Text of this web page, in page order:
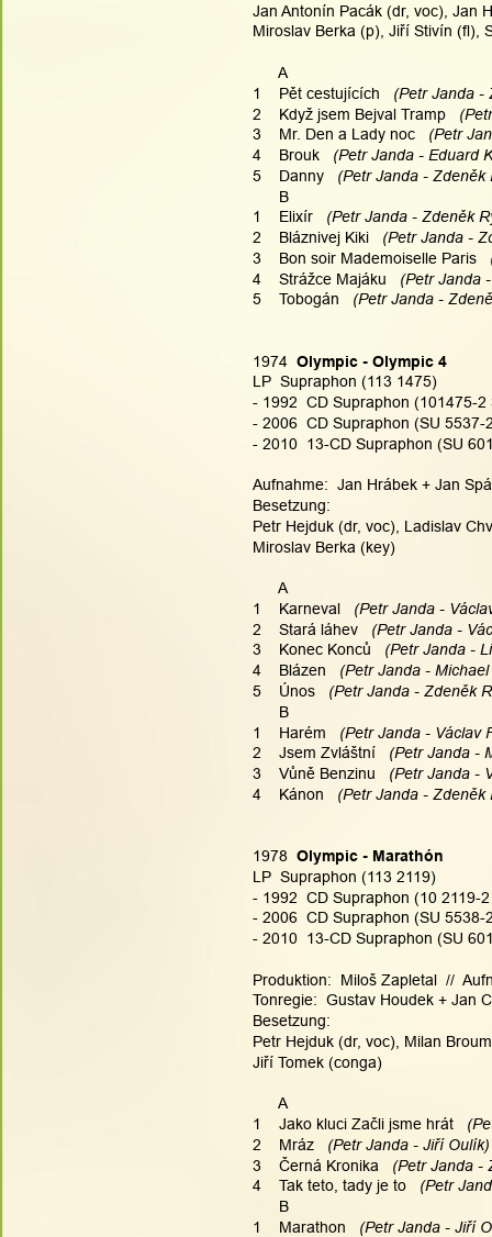
Jan Antonín Pacák (dr, voc), Jan
Miroslav Berka (p), Jiří Stivín (fl),
      A
1    Pět cestujících
(Petr Janda
2    Když jsem Bejval Tramp
3    Mr. Den a Lady noc
(Petr
4    Brouk
(Petr Janda - Eduard
5    Danny
(Petr Janda - Zdeněk
      B
1    Elixír
(Petr Janda - Zdeněk
2    Bláznivej Kiki
(Petr Janda -
3    Bon soir Mademoiselle Paris
4    Strážce Majáku
(Petr Janda
5    Tobogán
(Petr Janda -
1974 Olympic - Olympic 4
LP  Supraphon (113 1475)
- 1992  CD Supraphon (101475-2
- 2006  CD Supraphon (SU 5537-
- 2010  13-CD Supraphon (SU
Aufnahme:  Jan Hrábek + Jan
Besetzung:
Petr Hejduk (dr, voc), Ladislav
Miroslav Berka (key)
      A
1    Karneval
(Petr Janda -
2    Stará láhev
(Petr Janda -
3    Konec Konců
(Petr Janda -
4    Blázen
(Petr Janda -
5    Únos
(Petr Janda - Zdeněk
      B
1    Harém
(Petr Janda - Václav
2    Jsem Zvláštní
(Petr Janda -
3    Vůně Benzinu
(Petr Janda -
4    Kánon
(Petr Janda - Zdeněk
1978 Olympic - Marathón
LP  Supraphon (113 2119)
- 1992  CD Supraphon (10 2119-
- 2006  CD Supraphon (SU 5538-
- 2010  13-CD Supraphon (SU
Produktion:  Miloš Zapletal  //
Tonregie:  Gustav Houdek + Jan
Besetzung:
Petr Hejduk (dr, voc), Milan
Jiří Tomek (conga)
      A
1    Jako kluci Začli jsme hrát
2    Mráz
(Petr Janda - Jiří
3    Černá Kronika
(Petr Janda -
4    Tak teto, tady je to
(Petr
      B
1    Marathon
(Petr Janda - Jiří